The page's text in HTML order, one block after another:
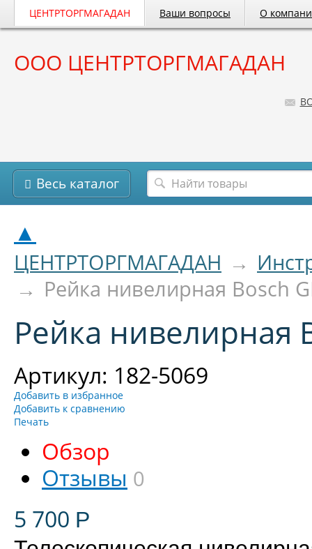
ЦЕНТРТОРГМАГАДАН Ваши вопросы О
ООО ЦЕНТРТОРГМАГАДАН
Весь каталог
▲
ЦЕНТРТОРГМАГАДАН →
→ Рейка нивелирная Bosch
Рейка нивелирная
Артикул: 182-5069
Добавить в избранное
Добавить к сравнению
Печать
Обзор
Отзывы 0
5 700 Р